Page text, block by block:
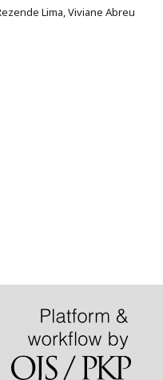
Lima, Viviane Abreu